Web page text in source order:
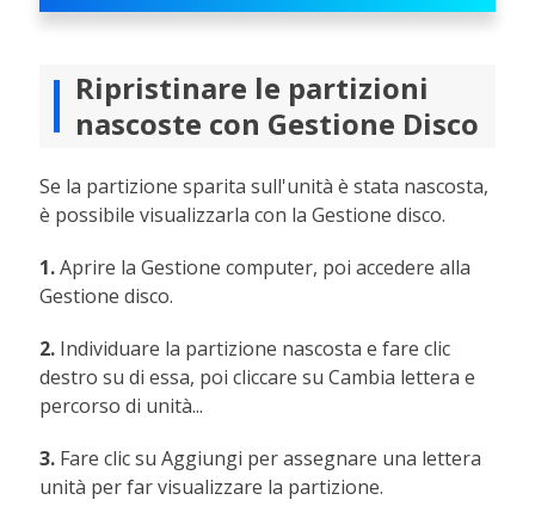
Ripristinare le partizioni
nascoste con Gestione Disco
Se la partizione sparita sull'unità è stata nascosta,
è possibile visualizzarla con la Gestione disco.
1.Aprire la Gestione computer, poi accedere alla
Gestione disco.
2. Individuare la partizione nascosta e fare clic
destro su di essa, poi cliccare su Cambia lettera e
percorso di unità...
3. Fare clic su Aggiungi per assegnare una lettera
unità per far visualizzare la partizione.